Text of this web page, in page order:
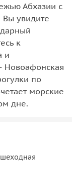
Абхазии с
увидите
к
и
Новоафонская
по
морские
дне.